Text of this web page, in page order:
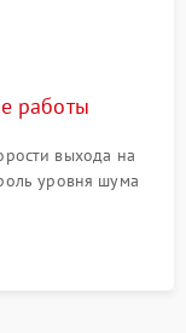
работы
выхода на
уровня шума
и корректного
оттайки.